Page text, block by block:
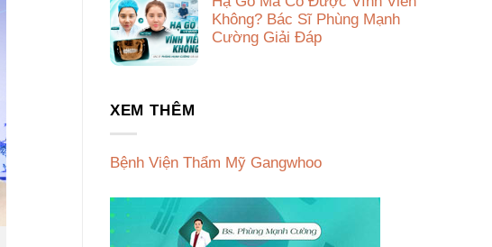
Không? Bác Sĩ Phùng Mạnh
Cường Giải Đáp
XEM THÊM
Bệnh Viện Thẩm Mỹ Gangwhoo